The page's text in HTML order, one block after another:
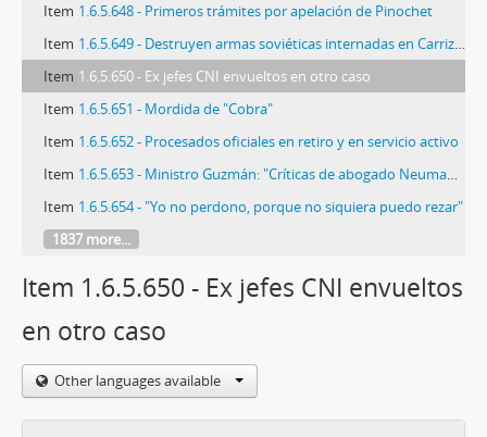
Item 1.6.5.648 - Primeros trámites por apelación de Pinochet
Item 1.6.5.649 - Destruyen armas soviéticas internadas en Carrizal Bajo
Item 1.6.5.650 - Ex jefes CNI envueltos en otro caso
Item 1.6.5.651 - Mordida de "Cobra"
Item 1.6.5.652 - Procesados oficiales en retiro y en servicio activo
Item 1.6.5.653 - Ministro Guzmán: "Críticas de abogado Neumann son insolentes e inapropiadas"
Item 1.6.5.654 - "Yo no perdono, porque no siquiera puedo rezar"
1837 more...
Item 1.6.5.650 - Ex jefes CNI envueltos
en otro caso
Other languages available